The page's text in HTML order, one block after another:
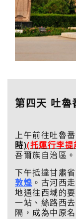
第四天 吐魯
上午前往吐魯
時)(托運行李
吾爾族自治區。
下午抵達甘肅
敦煌 。古河西
地通往西域的
一站、絲路西
隔，成為中原